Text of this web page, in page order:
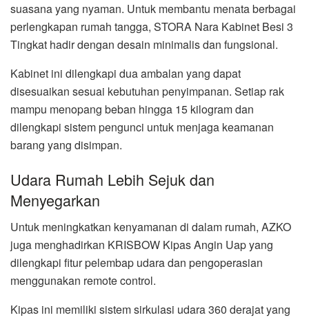
suasana yang nyaman. Untuk membantu menata berbagai
perlengkapan rumah tangga, STORA Nara Kabinet Besi 3
Tingkat hadir dengan desain minimalis dan fungsional.
Kabinet ini dilengkapi dua ambalan yang dapat
disesuaikan sesuai kebutuhan penyimpanan. Setiap rak
mampu menopang beban hingga 15 kilogram dan
dilengkapi sistem pengunci untuk menjaga keamanan
barang yang disimpan.
Udara Rumah Lebih Sejuk dan
Menyegarkan
Untuk meningkatkan kenyamanan di dalam rumah, AZKO
juga menghadirkan KRISBOW Kipas Angin Uap yang
dilengkapi fitur pelembap udara dan pengoperasian
menggunakan remote control.
Kipas ini memiliki sistem sirkulasi udara 360 derajat yang